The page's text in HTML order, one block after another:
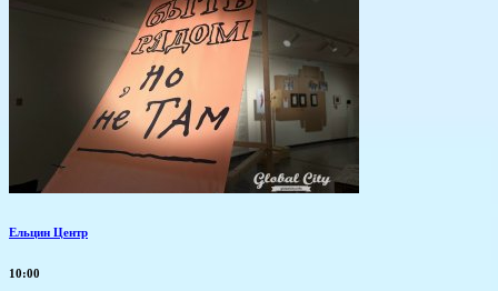
Ельцин Центр
10:00